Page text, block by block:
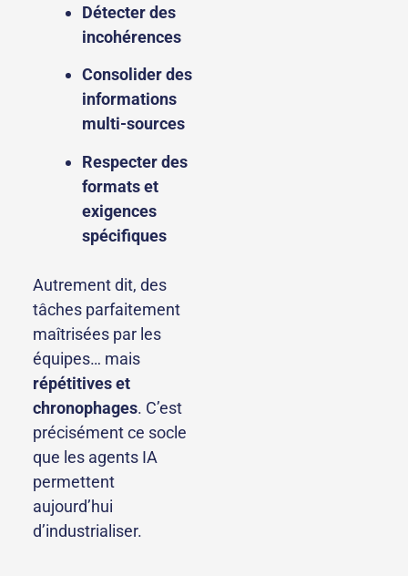
Détecter des
incohérences
Consolider des
informations
multi-sources
Respecter des
formats et
exigences
spécifiques
Autrement dit, des
tâches parfaitement
maîtrisées par les
équipes… mais
répétitives et
chronophages. C’est
précisément ce socle
que les agents IA
permettent
aujourd’hui
d’industrialiser.